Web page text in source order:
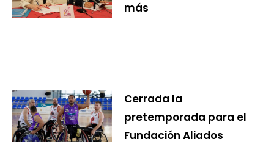
más
Cerrada la
pretemporada para el
Fundación Aliados